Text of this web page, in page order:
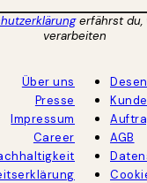
erfährst du,
verarbeiten
Über uns
Presse
Impressum
Career
AGB